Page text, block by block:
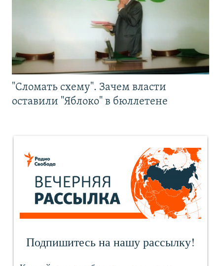
"Сломать схему". Зачем власти
оставили "Яблоко" в бюллетене